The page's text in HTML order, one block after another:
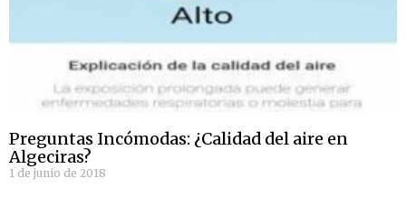
Preguntas Incómodas: ¿Calidad del aire en
Algeciras?
1 de junio de 2018